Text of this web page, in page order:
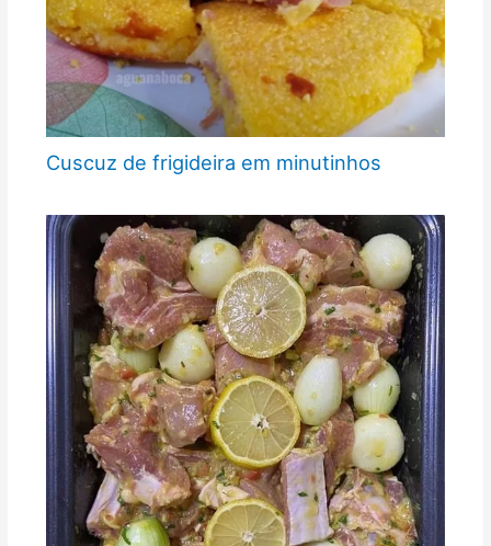
Cuscuz de frigideira em minutinhos